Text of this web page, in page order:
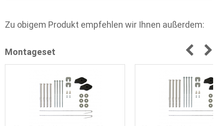
Zu obigem Produkt empfehlen wir Ihnen außerdem:
Montageset